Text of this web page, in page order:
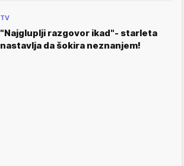
TV
"Najgluplji razgovor ikad"- starleta
nastavlja da šokira neznanjem!